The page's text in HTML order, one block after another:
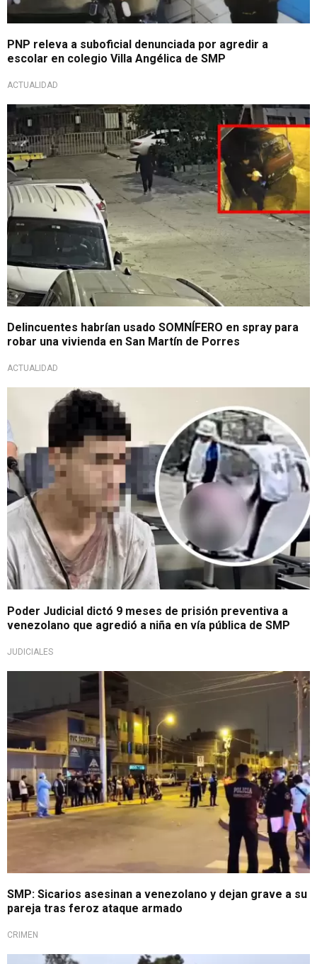
PNP releva a suboficial denunciada por agredir a
escolar en colegio Villa Angélica de SMP
ACTUALIDAD
Robo mientras dormían
Delincuentes habrían usado SOMNÍFERO en spray para
robar una vivienda en San Martín de Porres
ACTUALIDAD
A la cárcel
Poder Judicial dictó 9 meses de prisión preventiva a
venezolano que agredió a niña en vía pública de SMP
JUDICIALES
SMP: Sicarios asesinan a venezolano y dejan grave a su
pareja tras feroz ataque armado
CRIMEN